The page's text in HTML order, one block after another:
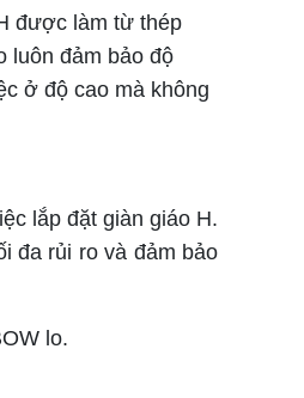
được làm từ thép
luôn đảm bảo độ
ở độ cao mà không
lắp đặt giàn giáo H.
đa rủi ro và đảm bảo
lo.